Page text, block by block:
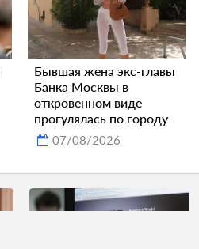
Бывшая жена экс-главы
Банка Москвы в
откровенном виде
прогулялась по городу
07/08/2026